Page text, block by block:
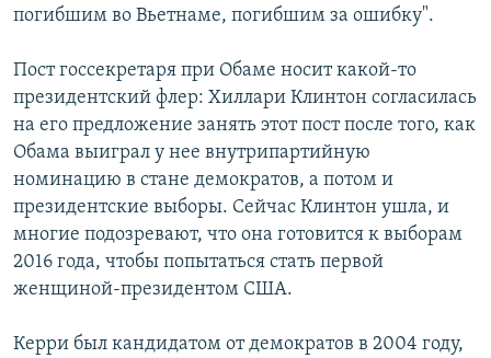
погибшим во Вьетнаме, погибшим за ошибку".
Пост госсекретаря при Обаме носит какой-то
президентский флер: Хиллари Клинтон согласилась
на его предложение занять этот пост после того, как
Обама выиграл у нее внутрипартийную
номинацию в стане демократов, а потом и
президентские выборы. Сейчас Клинтон ушла, и
многие подозревают, что она готовится к выборам
2016 года, чтобы попытаться стать первой
женщиной-президентом США.
Керри был кандидатом от демократов в 2004 году,